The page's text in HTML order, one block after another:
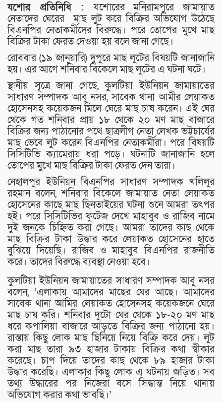
যশোর প্রতিনিধি :যশোরের মনিরামপুরে জামায়াত
নেতাদের ঘেরের মাছ লুট করে বিক্রির অভিযোগ উঠেছে
বিএনপির নেতাকর্মীদের বিরুদ্ধে। পরে তোপের মুখে মাছ
বিক্রির টাকা ফেরত দেওয়া হয় বলে জানা গেছে।
রোববার (১৯ জানুয়ারি) দুপুরে মাছ লুটের বিষয়টি জানাজানি
হয়। এর আগে শনিবার বিকেলে মাছ লুটের এ ঘটনা ঘটে।
স্থানীয় সূত্রে জানা গেছে, কুলটিয়া ইউনিয়ন জামায়াতের
সাধারণ সম্পাদক আবু নসর, সাবেক থানা আমীর লেয়াকত
হোসেনসহ কয়েকজন মিলে ঘেরে মাছ চাষ করেন। এই ঘের
থেকে গত শনিবার প্রায় ১৮ থেকে ২০ মণ মাছ বাজারে
বিক্রির জন্য পাঠানোর পথে ছাত্রলীগ নেতা লেখক ভট্টচার্যের
মাছ ভেবে লুট করেন বিএনপির নেতাকর্মীরা। পরে বিষয়টি
সিসিটিভি ক্যামেরায় ধরা পড়ে। ঘটনাটি জানাজানি হলে
তোপের মুখে মাছ বিক্রির টাকা ফেরত দেন তারা।
নেহালপুর ইউনিয়ন বিএনপির সাধারণ সম্পাদক খলিলুর
রহমান বলেন, শনিবার বিকেলে জামায়াত নেতা লেয়াকত
হোসেনের কাছে মাছ ছিনতাইয়ের ঘটনা শুনে আমরা তৎপর
হই। পরে সিসিটিভির ফুটেজ দেখে মাহাবুব ও রাজিব নামে
দুই জনকে চিহ্নিত করা গেছে। আমরা তাদের কাছ থেকে
মাছ বিক্রির টাকা উদ্ধার করে লেয়াকত হোসেনের হাতে
বুঝিয়ে দিয়েছি। রাজিব ও মাহাবুব বিএনপির রাজনীতি
করে। তাদের বিরুদ্ধে ব্যবস্থা নেওয়া হবে।
কুলটিয়া ইউনিয়ন জামায়াতের সাধারণ সম্পাদক আবু নসর
বলেন, ‘এলাকায় আমাদের মাছের ঘের আছে। আমাদের
সাবেক থানা আমির লেয়াকত হোসেনসহ কয়েকজনে ঘেরে
মাছ চাষ করি। শনিবার দুটো ঘের থেকে ১৮-২০ মণ মাছ
ধরে কপালিয়া বাজারে আড়তে বিক্রির জন্য পাঠানো হয়।
রাস্তায় কিছু লোক মাছ ছিনিয়ে নিয়ে বিক্রি করে দেয়। লুট
করা মাছ তারা ৯৩ হাজার টাকায় বিক্রির কথা স্বীকার
করেছে। চাপ দিয়ে তাদের কাছ থেকে ৮৯ হাজার টাকা
উদ্ধার করেছি। এলাকার কিছু লোক এ ঘটনায় জড়িত। সব
তথ্য উদ্ধারের পর নিজেরা বসে সিদ্ধান্ত নিয়ে থানায়
অভিযোগ করার কথা ভাবছি।’